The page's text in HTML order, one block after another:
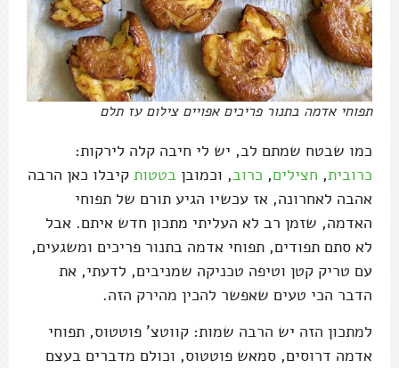
תפוחי אדמה בתנור פריכים אפויים צילום עז תלם
כמו שבטח שמתם לב, יש לי חיבה קלה לירקות:
כרובית, חצילים, כרוב, וכמובן בטטות קיבלו כאן הרבה
אהבה לאחרונה, אז עכשיו הגיע תורם של תפוחי
האדמה, שזמן רב לא העליתי מתכון חדש איתם. אבל
לא סתם תפודים, תפוחי אדמה בתנור פריכים ומשגעים,
עם טריק קטן וטיפה טכניקה שמניבים, לדעתי, את
הדבר הכי טעים שאפשר להכין מהירק הזה.
למתכון הזה יש הרבה שמות: קווטצ' פוטטוס, תפוחי
אדמה דרוסים, סמאש פוטטוס, וכולם מדברים בעצם